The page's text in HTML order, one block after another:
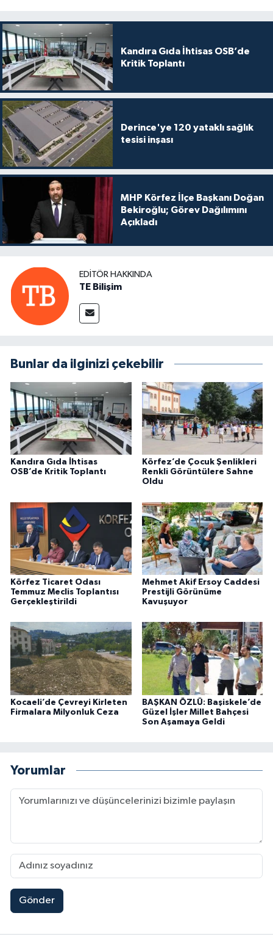
Kandıra Gıda İhtisas OSB’de
Kritik Toplantı
Derince'ye 120 yataklı sağlık
tesisi inşası
MHP Körfez İlçe Başkanı Doğan
Bekiroğlu; Görev Dağılımını
Açıkladı
EDITÖR HAKKINDA
TE Bilişim
Bunlar da ilginizi çekebilir
Kandıra Gıda İhtisas
OSB’de Kritik Toplantı
Körfez’de Çocuk Şenlikleri
Renkli Görüntülere Sahne
Oldu
Körfez Ticaret Odası
Temmuz Meclis Toplantısı
Gerçekleştirildi
Mehmet Akif Ersoy Caddesi
Prestijli Görünüme
Kavuşuyor
Kocaeli’de Çevreyi Kirleten
Firmalara Milyonluk Ceza
BAŞKAN ÖZLÜ: Başiskele’de
Güzel İşler Millet Bahçesi
Son Aşamaya Geldi
Yorumlar
Gönder